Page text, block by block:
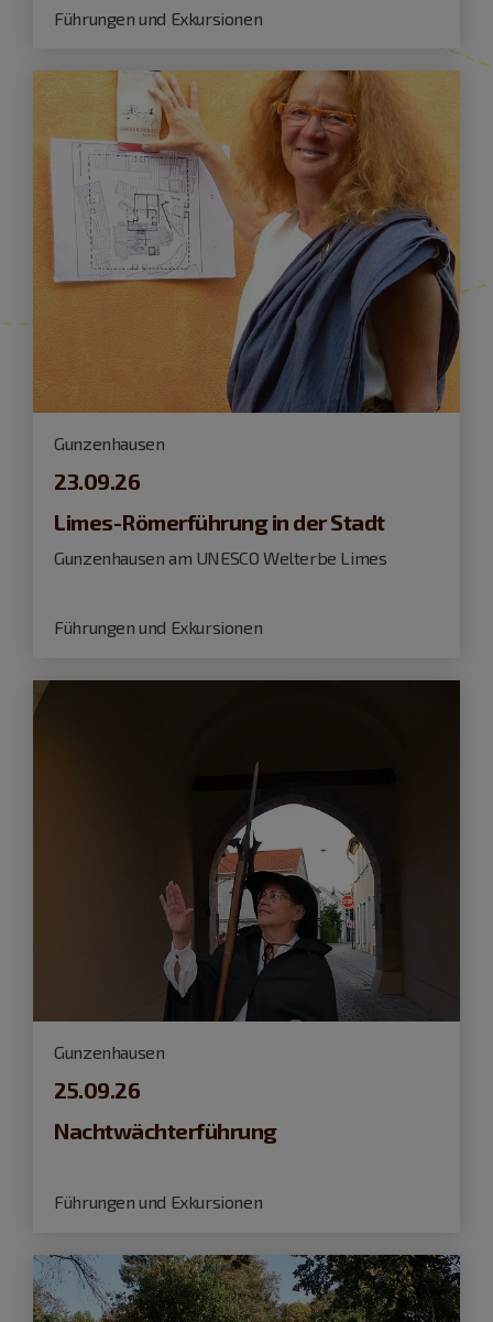
Führungen und Exkursionen
Gunzenhausen
23.09.26
Limes-Römerführung in der Stadt
Gunzenhausen am UNESCO Welterbe Limes
Führungen und Exkursionen
Gunzenhausen
25.09.26
Nachtwächterführung
Führungen und Exkursionen